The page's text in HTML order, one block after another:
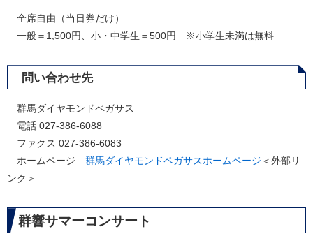
全席自由（当日券だけ）
一般＝1,500円、小・中学生＝500円 ※小学生未満は無料
問い合わせ先
群馬ダイヤモンドペガサス
電話 027-386-6088
ファクス 027-386-6083
ホームページ 群馬ダイヤモンドペガサスホームページ ＜外部リ
ンク＞
群響サマーコンサート